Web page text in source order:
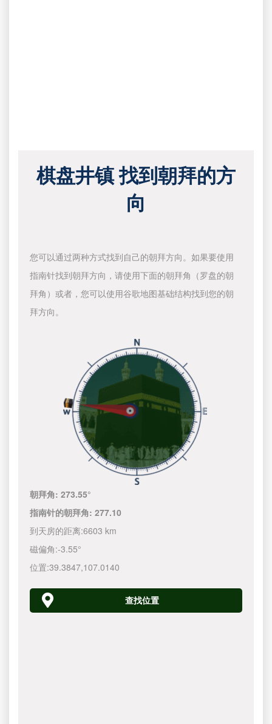
棋盘井镇 找到朝拜的方
向
您可以通过两种方式找到自己的朝拜方向。如果要使用
指南针找到朝拜方向，请使用下面的朝拜角（罗盘的朝
拜角）或者，您可以使用谷歌地图基础结构找到您的朝
拜方向。
朝拜角:273.55°
指南针的朝拜角:277.10
到天房的距离:6603 km
磁偏角:-3.55°
位置:39.3847,107.0140
查找位置